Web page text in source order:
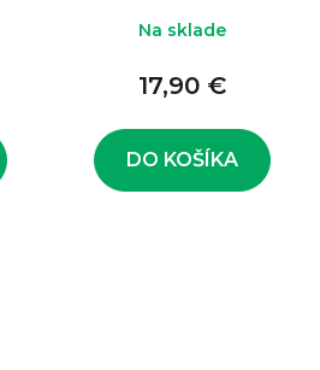
Na sklade
17,90 €
DO KOŠÍKA